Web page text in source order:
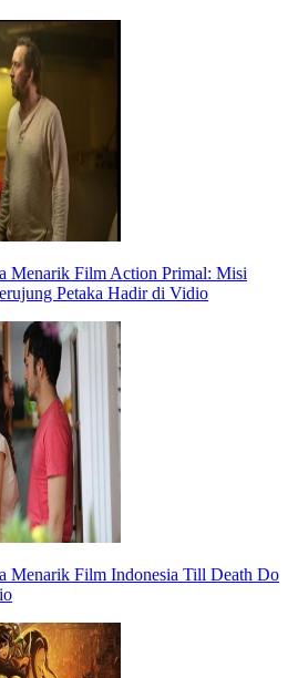
Menarik Film Action Primal: Misi
Petaka Hadir di Vidio
Menarik Film Indonesia Till Death Do